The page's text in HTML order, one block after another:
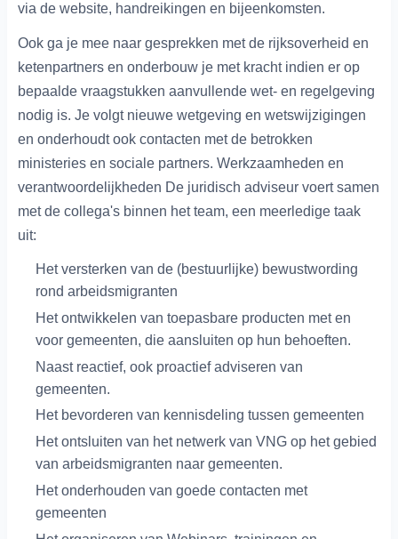
via de website, handreikingen en bijeenkomsten.
Ook ga je mee naar gesprekken met de rijksoverheid en
ketenpartners en onderbouw je met kracht indien er op
bepaalde vraagstukken aanvullende wet- en regelgeving
nodig is. Je volgt nieuwe wetgeving en wetswijzigingen
en onderhoudt ook contacten met de betrokken
ministeries en sociale partners. Werkzaamheden en
verantwoordelijkheden De juridisch adviseur voert samen
met de collega's binnen het team, een meerledige taak
uit:
Het versterken van de (bestuurlijke) bewustwording
rond arbeidsmigranten
Het ontwikkelen van toepasbare producten met en
voor gemeenten, die aansluiten op hun behoeften.
Naast reactief, ook proactief adviseren van
gemeenten.
Het bevorderen van kennisdeling tussen gemeenten
Het ontsluiten van het netwerk van VNG op het gebied
van arbeidsmigranten naar gemeenten.
Het onderhouden van goede contacten met
gemeenten